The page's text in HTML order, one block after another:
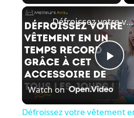
P
l
Défroissez votre vêtement en un temps record grâce à cet accessoire de tous les jours !
Watch on
Défroissez votre vêtement